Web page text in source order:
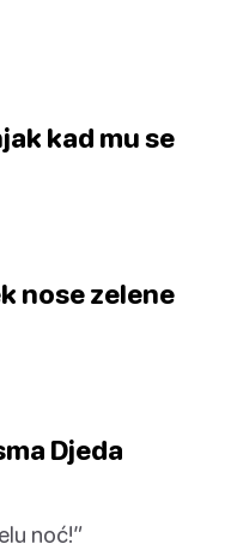
kad mu se
nose zelene
Djeda
noć!”